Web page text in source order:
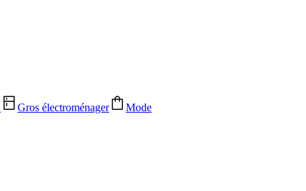
Gros électroménager Mode